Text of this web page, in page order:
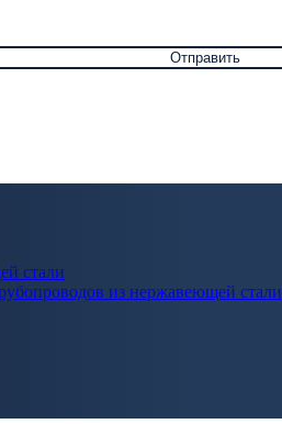
стали
из нержавеющей стали